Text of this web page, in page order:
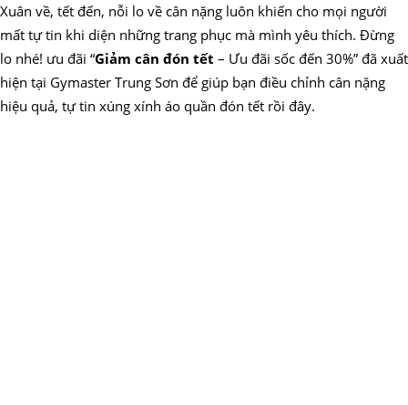
Xuân về, tết đến, nỗi lo về cân nặng luôn khiến cho mọi người
mất tự tin khi diện những trang phục mà mình yêu thích. Đừng
lo nhé! ưu đãi “Giảm cân đón tết – Ưu đãi sốc đến 30%” đã xuất
hiện tại Gymaster Trung Sơn để giúp bạn điều chỉnh cân nặng
hiệu quả, tự tin xúng xính áo quần đón tết rồi đây.